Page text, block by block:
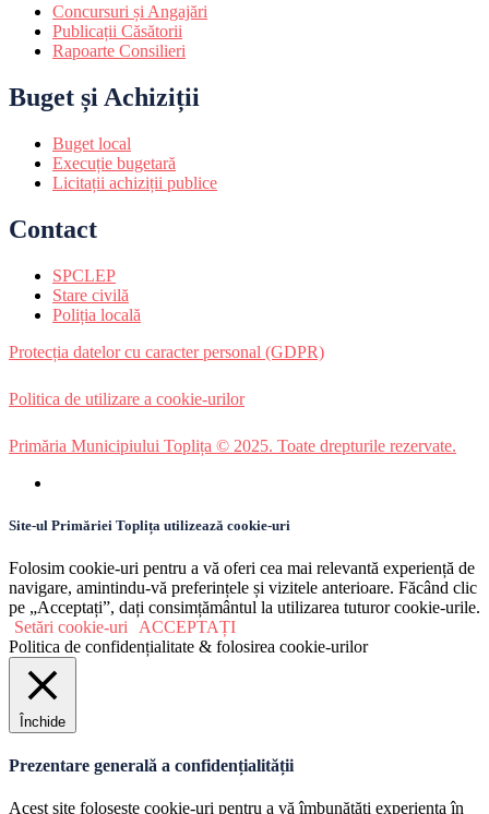
Concursuri și Angajări
Publicații Căsătorii
Rapoarte Consilieri
Buget și Achiziții
Buget local
Execuție bugetară
Licitații achiziții publice
Contact
SPCLEP
Stare civilă
Poliția locală
Protecția datelor cu caracter personal (GDPR)
Politica de utilizare a cookie-urilor
Primăria Municipiului Toplița © 2025. Toate drepturile rezervate.
Site-ul Primăriei Toplița utilizează cookie-uri
Folosim cookie-uri pentru a vă oferi cea mai relevantă experiență de
navigare, amintindu-vă preferințele și vizitele anterioare. Făcând clic
pe „Acceptați”, dați consimțământul la utilizarea tuturor cookie-urile.
Setări cookie-uri
ACCEPTAȚI
Politica de confidențialitate & folosirea cookie-urilor
Închide
Prezentare generală a confidențialității
Acest site folosește cookie-uri pentru a vă îmbunătăți experiența în